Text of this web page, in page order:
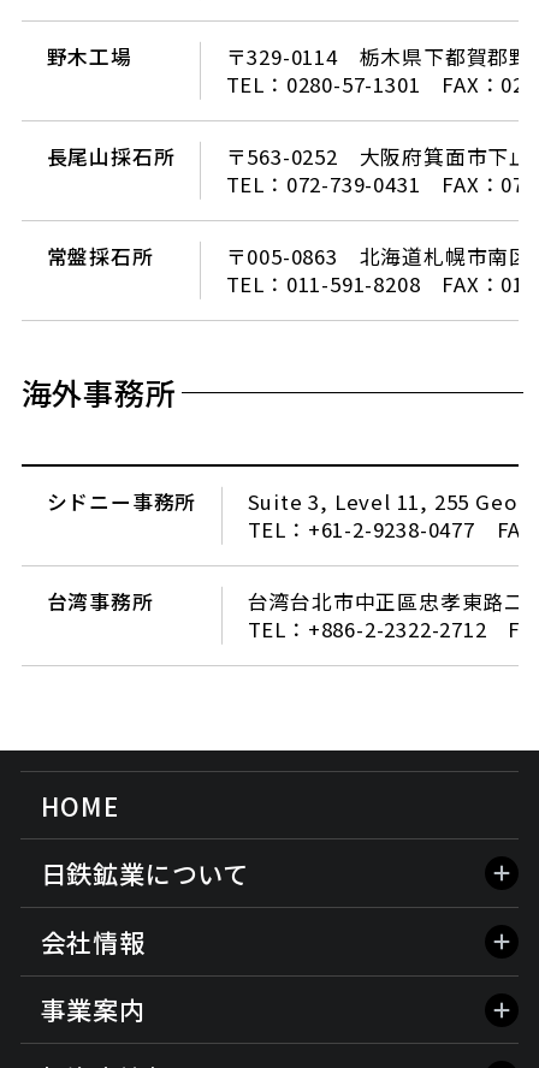
野木工場
〒329-0114 栃木県下都賀郡野
TEL：0280-57-1301 FAX：
長尾山採石所
〒563-0252 大阪府箕面市下止
TEL：072-739-0431 FAX：
常盤採石所
〒005-0863 北海道札幌市南区
TEL：011-591-8208 FAX：
海外事務所
シドニー事務所
Suite 3, Level 11, 255
TEL：+61-2-9238-0477
台湾事務所
台湾台北市中正區忠孝東路二
TEL：+886-2-2322-2712
HOME
日鉄鉱業について
会社情報
事業案内